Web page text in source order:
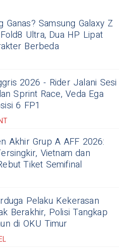
Ganas? Samsung Galaxy Z
Ultra, Dua HP Lipat
Berbeda
2026 - Rider Jalani Sesi
Sprint Race, Veda Ega
6 FP1
Akhir Grup A AFF 2026:
Vietnam dan
Tiket Semifinal
Pelaku Kekerasan
Berakhir, Polisi Tangkap
di OKU Timur